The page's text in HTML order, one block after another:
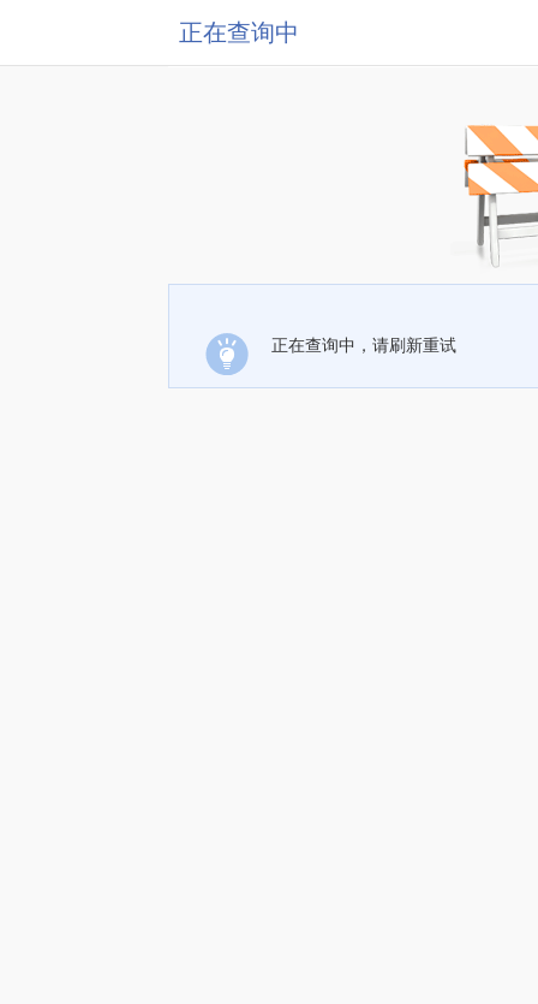
正在查询中
正在查询中，请刷新重试